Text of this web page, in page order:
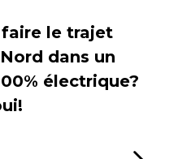
le trajet
dans un
électrique?